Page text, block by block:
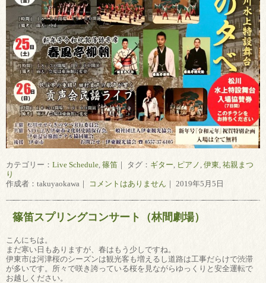
カテゴリー： Live Schedule 篠笛 ｜ タグ： ギター ピアノ 伊東 祐親まつ
り
作成者：takuyaokawa｜
コメントはありません ｜ 2019年5月5日
篠笛スプリングコンサート（林間劇場）
こんにちは。
まだ寒い日もありますが、春はもう少しですね。
伊東市は河津桜のシーズンは観光客も増えるし道路は工事だらけで渋滞
が多いです。所々で咲き誇っている桜を見ながらゆっくりと安全運転で
お越しください。